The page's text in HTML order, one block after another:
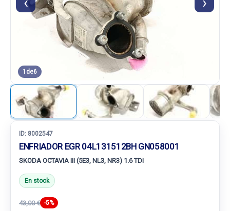
1 de6
ID: 8002547
ENFRIADOR EGR 04L131512BH GN058001
SKODA OCTAVIA III (5E3, NL3, NR3) 1.6 TDI
En stock
43,00 € -5%